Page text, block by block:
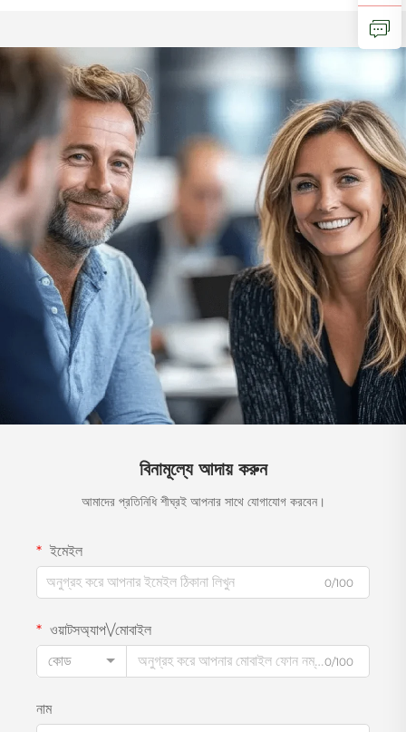
বিনামূল্যে আদায় করুন
আমাদের প্রতিনিধি শীঘ্রই আপনার সাথে যোগাযোগ করবেন।
ইমেইল
0/100
ওয়াটসঅ্যাপ\/মোবাইল
কোড
0/100
নাম